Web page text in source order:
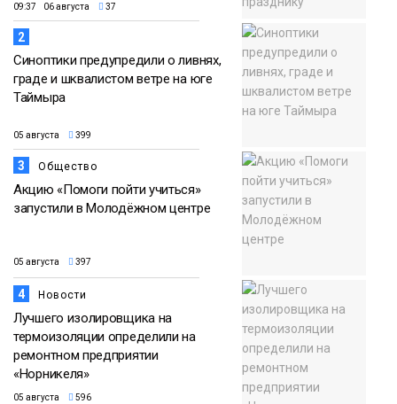
09:37 06 августа 37
2
Синоптики предупредили о ливнях,
граде и шквалистом ветре на юге
Таймыра
05 августа 399
3 Общество
Акцию «Помоги пойти учиться»
запустили в Молодёжном центре
05 августа 397
4 Новости
Лучшего изолировщика на
термоизоляции определили на
ремонтном предприятии
«Норникеля»
05 августа 596